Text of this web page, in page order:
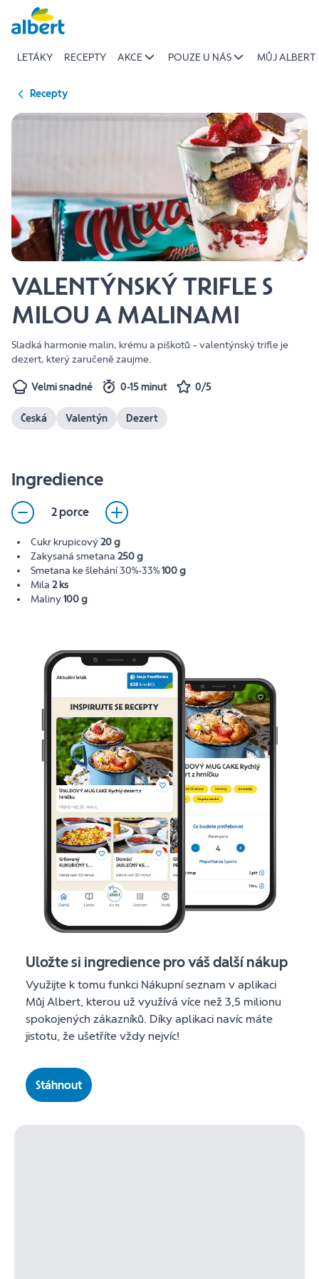
Přeskočit
LETÁKY RECEPTY AKCE POUZE U NÁS MŮJ ALBERT
Recepty
VALENTÝNSKÝ TRIFLE S
MILOU A MALINAMI
Sladká harmonie malin, krému a piškotů – valentýnský trifle je
dezert, který zaručeně zaujme.
Velmi snadné 0-15 minut 0/5
Česká Valentýn Dezert
Ingredience
2 porce
Cukr krupicový20 g
Zakysaná smetana 250 g
Smetana ke šlehání 30%-33%100 g
Mila 2 ks
Maliny100 g
Uložte si ingredience pro váš další nákup
Využijte k tomu funkci Nákupní seznam v aplikaci
Můj Albert, kterou už využívá více než 3,5 milionu
spokojených zákazníků. Díky aplikaci navíc máte
jistotu, že ušetříte vždy nejvíc!
Stáhnout